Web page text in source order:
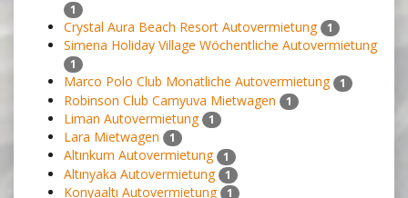
1
Crystal Aura Beach Resort Autovermietung 1
Simena Holiday Village Wöchentliche Autovermietung
1
Marco Polo Club Monatliche Autovermietung 1
Robinson Club Camyuva Mietwagen 1
Liman Autovermietung 1
Lara Mietwagen 1
Altınkum Autovermietung 1
Altınyaka Autovermietung 1
Konyaaltı Autovermietung 1